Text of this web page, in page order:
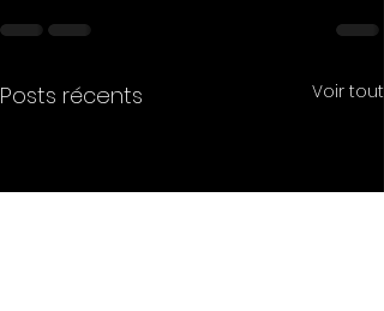
Posts récents Voir tout